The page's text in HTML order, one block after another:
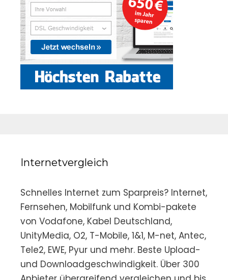
Internetvergleich
Schnelles Internet zum Sparpreis? Internet,
Fernsehen, Mobilfunk und Kombi-pakete
von Vodafone, Kabel Deutschland,
UnityMedia, O2, T-Mobile, 1&1, M-net, Antec,
Tele2, EWE, Pyur und mehr. Beste Upload-
und Downloadgeschwindigkeit. Über 300